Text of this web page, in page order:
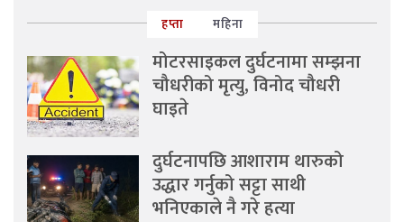
हप्ता महिना
मोटरसाइकल दुर्घटनामा सम्झना
चौधरीको मृत्यु, विनोद चौधरी
घाइते
दुर्घटनापछि आशाराम थारुको
उद्धार गर्नुको सट्टा साथी
भनिएकाले नै गरे हत्या